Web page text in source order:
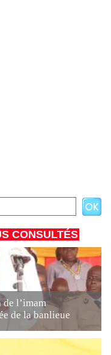
CONSULTÉS
l’imam
de la banlieue